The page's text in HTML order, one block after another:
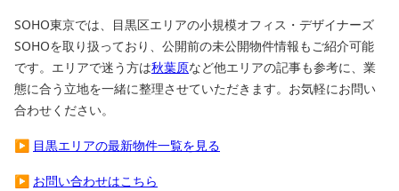
SOHO東京では、目黒区エリアの小規模オフィス・デザイナーズ
SOHOを取り扱っており、公開前の未公開物件情報もご紹介可能
です。エリアで迷う方は秋葉原など他エリアの記事も参考に、業
態に合う立地を一緒に整理させていただきます。お気軽にお問い
合わせください。
▶ 目黒エリアの最新物件一覧を見る
▶ お問い合わせはこちら